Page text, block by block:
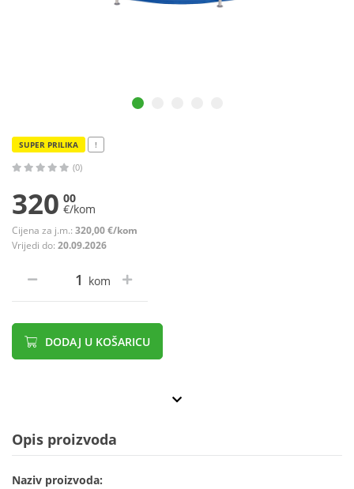
SUPER PRILIKA !
(0)
320 00
€/kom
Cijena za j.m.: 320,00 €/kom
Vrijedi do: 20.09.2026
kom
DODAJ U KOŠARICU
Opis proizvoda
Naziv proizvoda: